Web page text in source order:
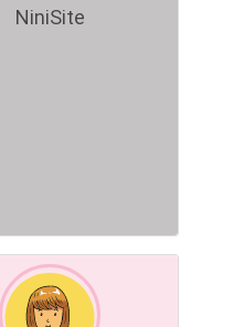
NiniSite